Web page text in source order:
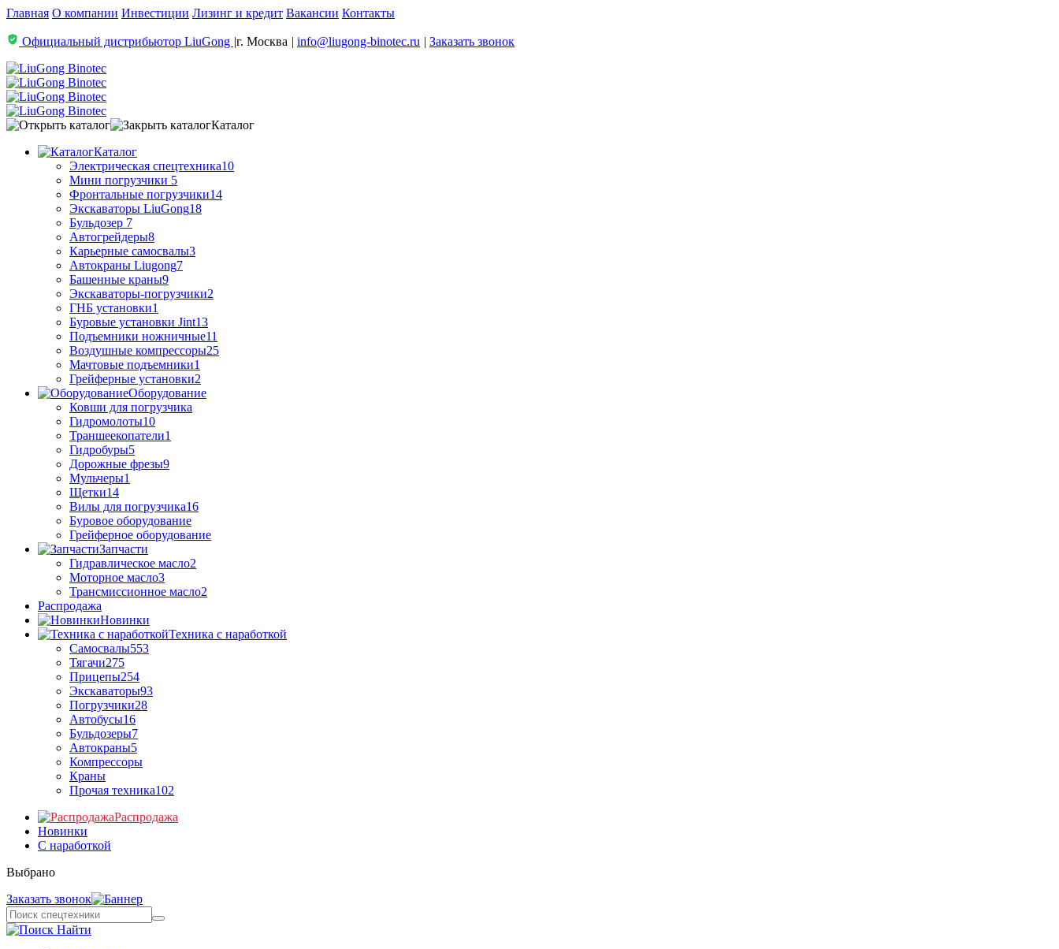
Главная О компании Инвестиции Лизинг и кредит Вакансии Контакты
Официальный дистрибьютор LiuGong |г. Москва | info@liugong-binotec.ru | Заказать звонок
Каталог
Каталог
Электрическая спецтехника10
Мини погрузчики 5
Фронтальные погрузчики14
Экскаваторы LiuGong18
Бульдозер 7
Автогрейдеры8
Карьерные самосвалы3
Автокраны Liugong7
Башенные краны9
Экскаваторы-погрузчики2
ГНБ установки1
Буровые установки Jint13
Подъемники ножничные11
Воздушные компрессоры25
Мачтовые подъемники1
Грейферные установки2
Оборудование
Ковши для погрузчика
Гидромолоты10
Траншеекопатели1
Гидробуры5
Дорожные фрезы9
Мульчеры1
Щетки14
Вилы для погрузчика16
Буровое оборудование
Грейферное оборудование
Запчасти
Гидравлическое масло2
Моторное масло3
Трансмиссионное масло2
Распродажа
Новинки
Техника с наработкой
Самосвалы553
Тягачи275
Прицепы254
Экскаваторы93
Погрузчики28
Автобусы16
Бульдозеры7
Автокраны5
Компрессоры
Краны
Прочая техника102
Распродажа
Новинки
С наработкой
Выбрано
Заказать звонок
Найти